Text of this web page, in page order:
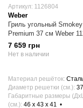
Артикул: 1126804
Weber
Гриль угольный
Premium 37 см Weber
7 659 грн
Нет в наличии
Материал решёток
Диаметр решетки (см.) 37
Габаритные размеры
(см.) 46 х 43 х 41